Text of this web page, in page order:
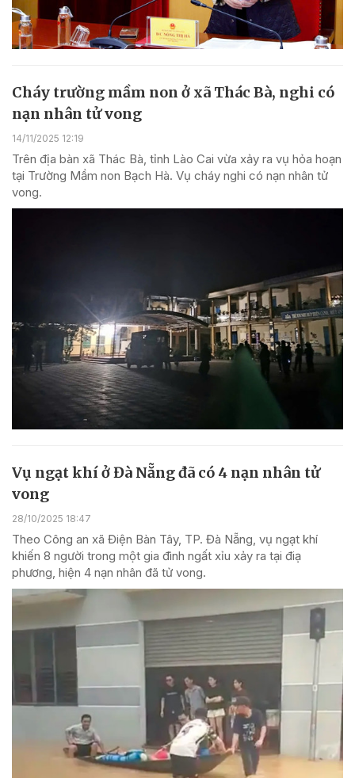
Cháy trường mầm non ở xã Thác Bà, nghi có
nạn nhân tử vong
14/11/2025 12:19
Trên địa bàn xã Thác Bà, tỉnh Lào Cai vừa xảy ra vụ hỏa hoạn
tại Trường Mầm non Bạch Hà. Vụ cháy nghi có nạn nhân tử
vong.
Vụ ngạt khí ở Đà Nẵng đã có 4 nạn nhân tử
vong
28/10/2025 18:47
Theo Công an xã Điện Bàn Tây, TP. Đà Nẵng, vụ ngạt khí
khiến 8 người trong một gia đình ngất xỉu xảy ra tại điạ
phương, hiện 4 nạn nhân đã tử vong.